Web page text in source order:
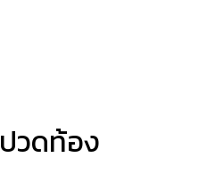
ปวดท้อง